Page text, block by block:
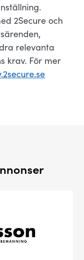
2Secure och
relevanta
krav. För mer